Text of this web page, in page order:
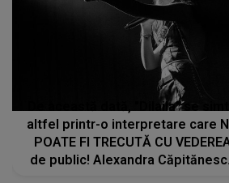
De această dată, "Dilaila" se simte
altfel printr-o interpretare care
POATE FI TRECUTĂ CU
de public! Alexandra